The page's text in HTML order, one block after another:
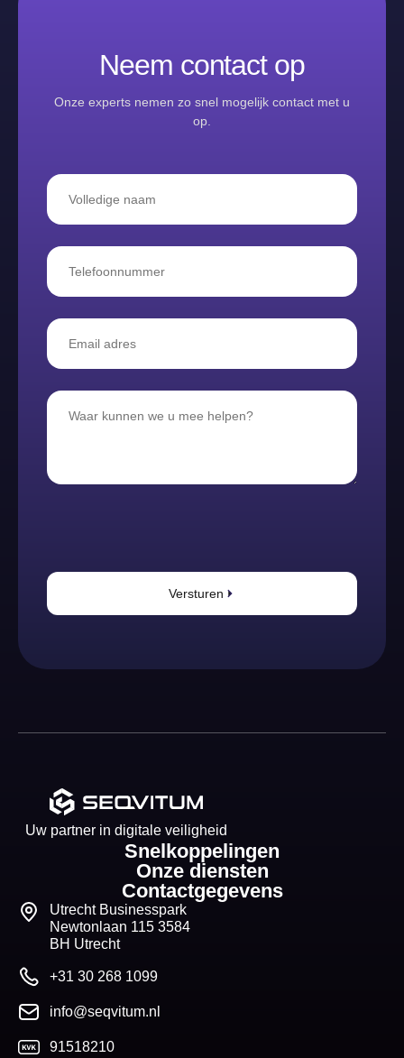
Neem contact op
Onze experts nemen zo snel mogelijk contact met u
op.
Versturen
Uw partner in digitale veiligheid
Snelkoppelingen
Onze diensten
Contactgegevens
Utrecht Businesspark
Newtonlaan 115 3584
BH Utrecht
+31 30 268 1099
info@seqvitum.nl
91518210